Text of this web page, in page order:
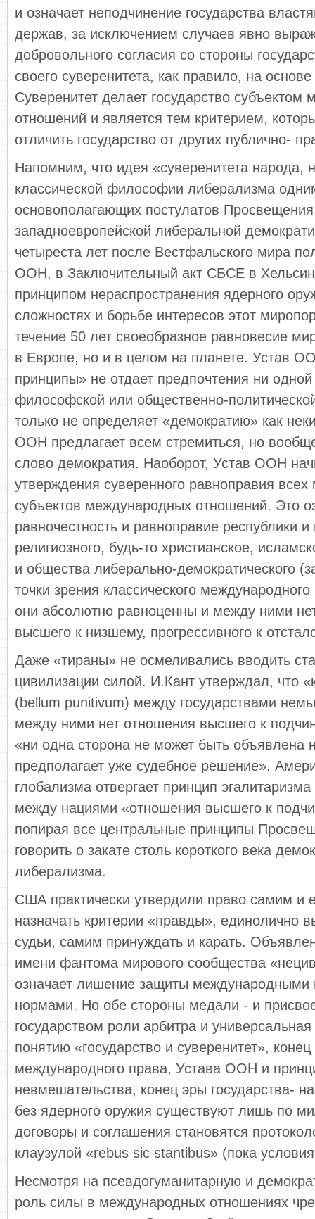
и означает неподчинение государства
держав, за исключением случаев явно
добровольного согласия со стороны
своего суверенитета, как правило, на
Суверенитет делает государство субъектом
отношений и является тем критерием,
отличить государство от других публично-
Напомним, что идея «суверенитета народа,
классической философии либерализма
основополагающих постулатов
западноевропейской либеральной
четыреста лет после Вестфальского мира
ООН, в Заключительный акт СБСЕ в
принципом нераспространения ядерного
сложностях и борьбе интересов этот
течение 50 лет своеобразное равновесие
в Европе, но и в целом на планете. Устав
принципы» не отдает предпочтения ни одной
философской или общественно-
только не определяет «демократию» как
ООН предлагает всем стремиться, но
слово демократия. Наоборот, Устав ООН
утверждения суверенного равноправия всех
субъектов международных отношений. Это
равночестность и равноправие республики
религиозного, будь-то христианское,
и общества либерально-демократического
точки зрения классического
они абсолютно равноценны и между ними
высшего к низшему, прогрессивного к
Даже «тираны» не осмеливались вводить
цивилизации силой. И.Кант утверждал, что
(bellum punitivum) между государствами
между ними нет отношения высшего к
«ни одна сторона не может быть объявлена
предполагает уже судебное решение».
глобализма отвергает принцип
между нациями «отношения высшего к
попирая все центральные принципы
говорить о закате столь короткого века
либерализма.
США практически утвердили право самим и
назначать критерии «правды», единолично
судьи, самим принуждать и карать.
имени фантома мирового сообщества
означает лишение защиты международными
нормами. Но обе стороны медали - и
государством роли арбитра и универсальная
понятию «государство и суверенитет»,
международного права, Устава ООН и
невмешательства, конец эры государства-
без ядерного оружия существуют лишь по
договоры и соглашения становятся
клаузулой «rebus sic stantibus» (пока
Несмотря на псевдогуманитарную и
роль силы в международных отношениях